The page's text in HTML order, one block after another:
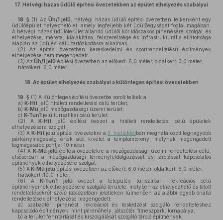
17. Hétvégi házas üdülő építési övezetekben az épület elhelyezés szabályai
18. § (1) Az Üh/1 jelű , hétvégi házas üdülő építési övezetben telkenként egy
üdülőépület helyezhető el, amely legfeljebb két üdülőegységet foglal magában.
A hétvégi házas üdülőterület állandó üdülői kör időszakos pihenésére szolgál, és
elhelyezése, mérete, kialakítása, felszereltsége és infrastrukturális ellátottsága
alapján az üdülési célú tartózkodásra alkalmas.
(2) Az építési övezetben kereskedelmi és sportrendeltetésű építmények
elhelyezése nem megengedett.
(3) Az Üh/1 jelű építési övezetben az előkert: 6,0 méter, oldalkert: 3,0 méter,
hátsókert :6,0 méter.
18. Az épület elhelyezés szabályai a különleges építési övezetekben
19. § (1) A Különleges építési övezetbe sorolt telkek a
a) K-Hit jelű hitéleti rendeltetési célú terület,
b) K-Mü jelű mezőgazdasági üzemi terület,
c) K-Tur/1 jelű turisztikai célú terület.
(2) A K-Hit
jelű építési övezet a hitéleti rendeltetési célú épületek
elhelyezésére szolgál.
(3) AK-Hit jelű építési övezetekre a 3. mellékletben meghatározott legnagyobb
párkánymagasság érték alól kivétel a templomtorony, melynek megengedett
legmagasabb pontja: 10 méter.
(4) A K-Mü jelű építési övezetekre a mezőgazdasági üzemi rendeltetési célú,
elsősorban a mezőgazdasági terményfeldolgozással és tárolással kapcsolatos
építmények elhelyezésére szolgál.
(5) A K-Mü jelű építési övezetben az előkert: 6,0 méter, oldalkert: 6,0 méter,
hátsókert :10,0 méter.
(6) AK-Tur/1 jelű övezet a település turisztikai-, rekreációs célú
építményeinek elhelyezésére szolgáló területe, melyben az elhelyezhető és tiltott
rendeltetésekről szóló táblázatban jelölteken túlmenően az alábbi egyéb önálló
rendeltetések elhelyezése megengedett:
a) szabadtéri pihenést, rekreációt és testedzést szolgáló rendeltetéshez
kapcsolódó építmények, mint pihenőhely, játszótér, fitneszpark, tornapálya,
b) a terület fenntartását és kiszolgálását szolgáló tároló építmények.